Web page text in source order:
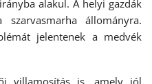
alakul. A helyi gazdák
állományra.
jelentenek a medvék
villamosítás is, amely jól